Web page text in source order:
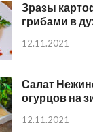
Зразы
грибами в
12.11.2021
Салат
огурцов на
12.11.2021